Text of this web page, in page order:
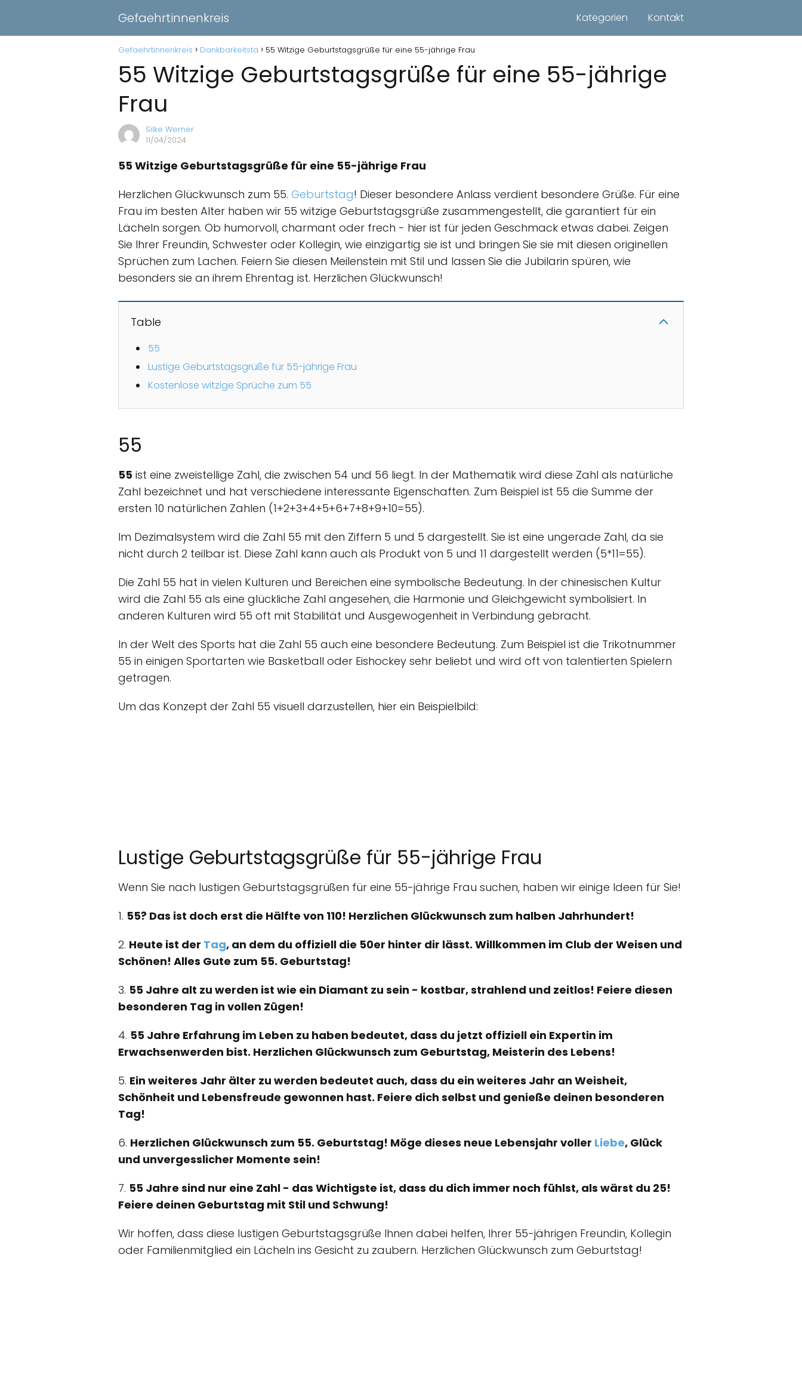
Gefaehrtinnenkreis Kategorien Kontakt
Gefaehrtinnenkreis Dankbarkeitsta 55 Witzige Geburtstagsgrüße für eine 55-jährige Frau
55 Witzige Geburtstagsgrüße für eine 55-jährige
Frau
Silke Werner
11/04/2024
55 Witzige Geburtstagsgrüße für eine 55-jährige Frau
Herzlichen Glückwunsch zum 55. Geburtstag! Dieser besondere Anlass verdient besondere Grüße. Für eine
Frau im besten Alter haben wir 55 witzige Geburtstagsgrüße zusammengestellt, die garantiert für ein
Lächeln sorgen. Ob humorvoll, charmant oder frech - hier ist für jeden Geschmack etwas dabei. Zeigen
Sie Ihrer Freundin, Schwester oder Kollegin, wie einzigartig sie ist und bringen Sie sie mit diesen originellen
Sprüchen zum Lachen. Feiern Sie diesen Meilenstein mit Stil und lassen Sie die Jubilarin spüren, wie
besonders sie an ihrem Ehrentag ist. Herzlichen Glückwunsch!
Table
55
Lustige Geburtstagsgrüße für 55-jährige Frau
Kostenlose witzige Sprüche zum 55
55
55 ist eine zweistellige Zahl, die zwischen 54 und 56 liegt. In der Mathematik wird diese Zahl als natürliche
Zahl bezeichnet und hat verschiedene interessante Eigenschaften. Zum Beispiel ist 55 die Summe der
ersten 10 natürlichen Zahlen (1+2+3+4+5+6+7+8+9+10=55).
Im Dezimalsystem wird die Zahl 55 mit den Ziffern 5 und 5 dargestellt. Sie ist eine ungerade Zahl, da sie
nicht durch 2 teilbar ist. Diese Zahl kann auch als Produkt von 5 und 11 dargestellt werden (5*11=55).
Die Zahl 55 hat in vielen Kulturen und Bereichen eine symbolische Bedeutung. In der chinesischen Kultur
wird die Zahl 55 als eine glückliche Zahl angesehen, die Harmonie und Gleichgewicht symbolisiert. In
anderen Kulturen wird 55 oft mit Stabilität und Ausgewogenheit in Verbindung gebracht.
In der Welt des Sports hat die Zahl 55 auch eine besondere Bedeutung. Zum Beispiel ist die Trikotnummer
55 in einigen Sportarten wie Basketball oder Eishockey sehr beliebt und wird oft von talentierten Spielern
getragen.
Um das Konzept der Zahl 55 visuell darzustellen, hier ein Beispielbild:
Lustige Geburtstagsgrüße für 55-jährige Frau
Wenn Sie nach lustigen Geburtstagsgrüßen für eine 55-jährige Frau suchen, haben wir einige Ideen für Sie!
1. 55? Das ist doch erst die Hälfte von 110! Herzlichen Glückwunsch zum halben Jahrhundert!
2. Heute ist der Tag, an dem du offiziell die 50er hinter dir lässt. Willkommen im Club der Weisen und
Schönen! Alles Gute zum 55. Geburtstag!
3. 55 Jahre alt zu werden ist wie ein Diamant zu sein - kostbar, strahlend und zeitlos! Feiere diesen
besonderen Tag in vollen Zügen!
4. 55 Jahre Erfahrung im Leben zu haben bedeutet, dass du jetzt offiziell ein Expertin im
Erwachsenwerden bist. Herzlichen Glückwunsch zum Geburtstag, Meisterin des Lebens!
5. Ein weiteres Jahr älter zu werden bedeutet auch, dass du ein weiteres Jahr an Weisheit,
Schönheit und Lebensfreude gewonnen hast. Feiere dich selbst und genieße deinen besonderen
Tag!
6. Herzlichen Glückwunsch zum 55. Geburtstag! Möge dieses neue Lebensjahr voller Liebe, Glück
und unvergesslicher Momente sein!
7. 55 Jahre sind nur eine Zahl - das Wichtigste ist, dass du dich immer noch fühlst, als wärst du 25!
Feiere deinen Geburtstag mit Stil und Schwung!
Wir hoffen, dass diese lustigen Geburtstagsgrüße Ihnen dabei helfen, Ihrer 55-jährigen Freundin, Kollegin
oder Familienmitglied ein Lächeln ins Gesicht zu zaubern. Herzlichen Glückwunsch zum Geburtstag!